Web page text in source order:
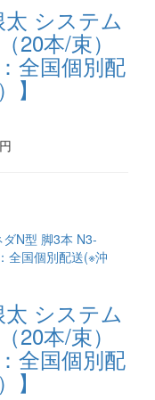
システム
20本/束）
全国個別配
システム
20本/束）
全国個別配